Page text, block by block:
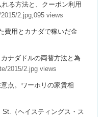
る方法と、クーポン利用
2.jpg,095 views
費用とカナダで稼いだ金
ナダドルの両替方法と為
2015/2.jpg views
点。ワーホリの家賃相
（ヘイスティングス・ス